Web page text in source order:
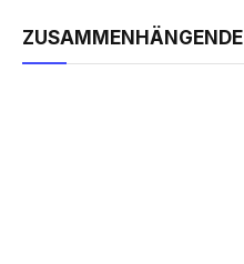
ZUSAMMENHÄNGENDE